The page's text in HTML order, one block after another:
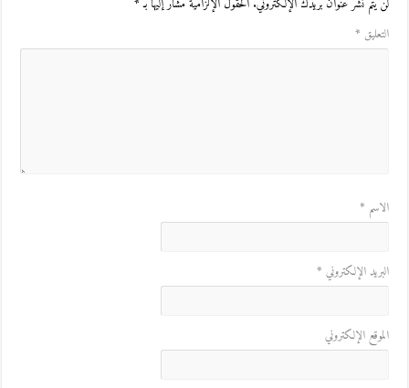
لن يتم نشر عنوان بريدك الإلكتروني. الحقول الإلزامية مشار إليها بـ*
التعليق *
الاسم *
البريد الإلكتروني *
الموقع الإلكتروني